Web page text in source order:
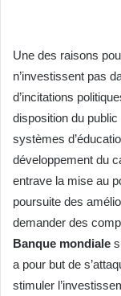
Une des raisons
n’investissent pas
d’incitations
disposition du
systèmes
développement du
entrave la mise au
poursuite des
demander des
Banque mondiale
a pour but de
stimuler